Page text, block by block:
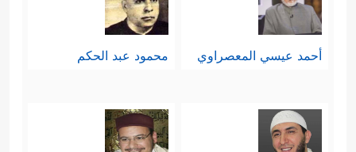
أحمد عيسي المعصراوي محمود عبد الحكم